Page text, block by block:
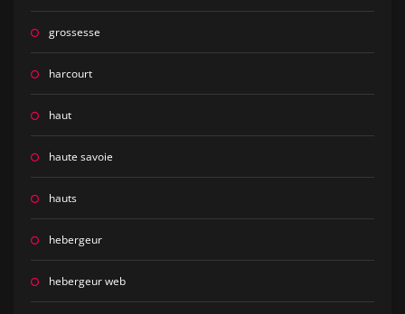
grossesse
harcourt
haut
haute savoie
hauts
hebergeur
hebergeur web